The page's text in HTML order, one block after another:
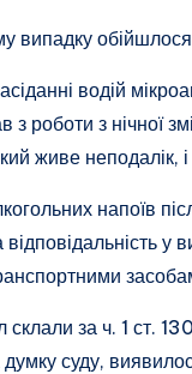
випадку
водій
з роботи з нічної
живе неподалік,
напоїв
за ч. 1 ст.
думку суду,